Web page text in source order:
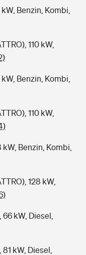
Benzin, Kombi,
110 kW,
Benzin, Kombi,
110 kW,
Benzin, Kombi,
128 kW,
kW, Diesel,
kW, Diesel,